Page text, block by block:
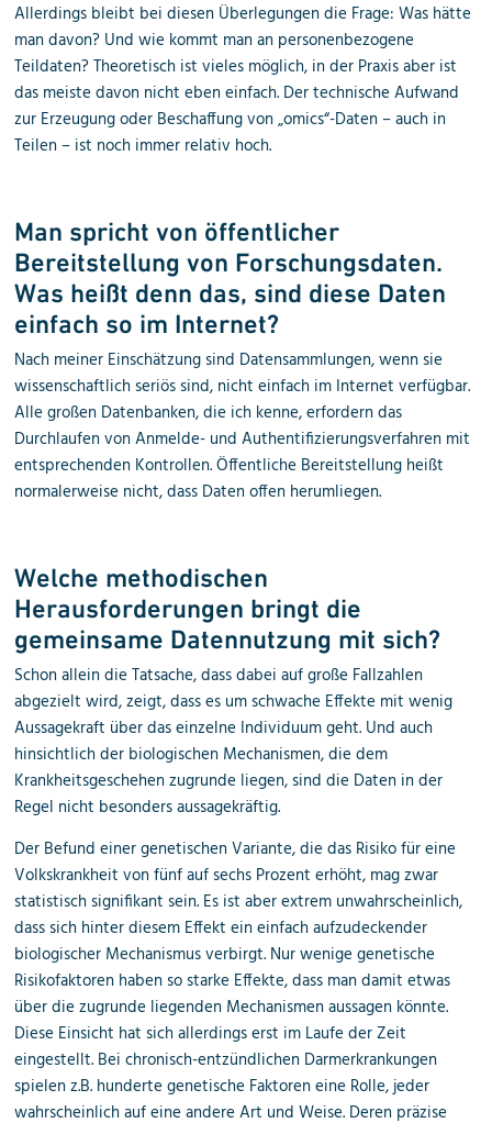
Allerdings bleibt bei diesen Überlegungen die Frage: Was hätte
man davon? Und wie kommt man an personenbezogene
Teildaten? Theoretisch ist vieles möglich, in der Praxis aber ist
das meiste davon nicht eben einfach. Der technische Aufwand
zur Erzeugung oder Beschaffung von „omics“-Daten – auch in
Teilen – ist noch immer relativ hoch.
Man spricht von öffentlicher
Bereitstellung von Forschungsdaten.
Was heißt denn das, sind diese Daten
einfach so im Internet?
Nach meiner Einschätzung sind Datensammlungen, wenn sie
wissenschaftlich seriös sind, nicht einfach im Internet verfügbar.
Alle großen Datenbanken, die ich kenne, erfordern das
Durchlaufen von Anmelde- und Authentifizierungsverfahren mit
entsprechenden Kontrollen. Öffentliche Bereitstellung heißt
normalerweise nicht, dass Daten offen herumliegen.
Welche methodischen
Herausforderungen bringt die
gemeinsame Datennutzung mit sich?
Schon allein die Tatsache, dass dabei auf große Fallzahlen
abgezielt wird, zeigt, dass es um schwache Effekte mit wenig
Aussagekraft über das einzelne Individuum geht. Und auch
hinsichtlich der biologischen Mechanismen, die dem
Krankheitsgeschehen zugrunde liegen, sind die Daten in der
Regel nicht besonders aussagekräftig.
Der Befund einer genetischen Variante, die das Risiko für eine
Volkskrankheit von fünf auf sechs Prozent erhöht, mag zwar
statistisch signifikant sein. Es ist aber extrem unwahrscheinlich,
dass sich hinter diesem Effekt ein einfach aufzudeckender
biologischer Mechanismus verbirgt. Nur wenige genetische
Risikofaktoren haben so starke Effekte, dass man damit etwas
über die zugrunde liegenden Mechanismen aussagen könnte.
Diese Einsicht hat sich allerdings erst im Laufe der Zeit
eingestellt. Bei chronisch-entzündlichen Darmerkrankungen
spielen z.B. hunderte genetische Faktoren eine Rolle, jeder
wahrscheinlich auf eine andere Art und Weise. Deren präzise